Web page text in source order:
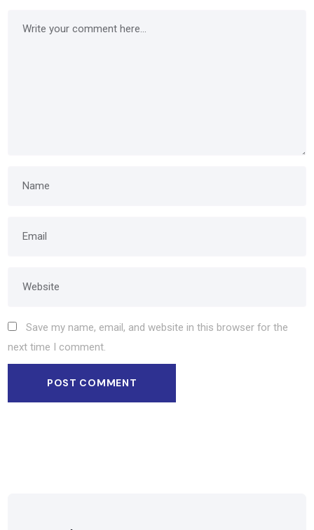
Save my name, email, and website in this browser for the
next time I comment.